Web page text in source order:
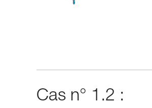
Cas n° 1.2 :